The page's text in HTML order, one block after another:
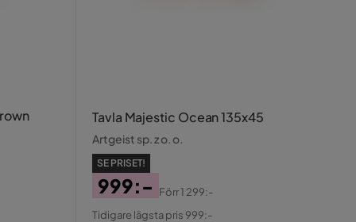
Tavla Majestic Ocean 135x45
Artgeist sp. z o. o.
SE PRISET!
Pris
999:-
Original
Förr1 299:-
Tidigare lägsta pris 999:-